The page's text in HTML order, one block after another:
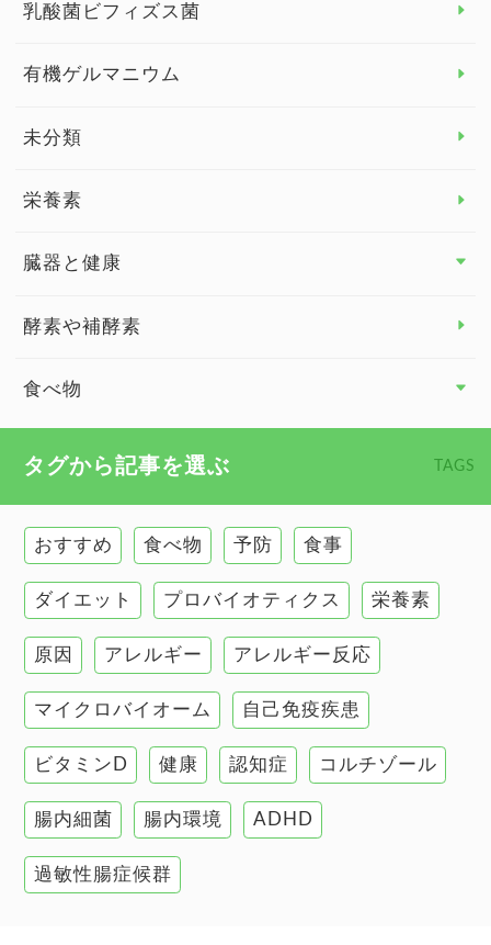
眼の健康
睡眠
乳酸菌ビフィズス菌
有機ゲルマニウム
未分類
栄養素
臓器と健康
臓器と健康 トップ
慢性疲労
甲状腺
肌
肝臓の健康
腸の健康
自己免疫疾患
高血圧
酵素や補酵素
食べ物
タグから記事を選ぶ TAGS
おすすめ 食べ物 予防 食事
ダイエット プロバイオティクス 栄養素
原因 アレルギー アレルギー反応
マイクロバイオーム 自己免疫疾患
ビタミンD 健康 認知症 コルチゾール
腸内細菌 腸内環境 ADHD
過敏性腸症候群